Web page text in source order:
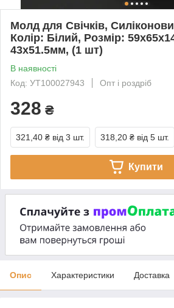
Молд для Свічків,
Колір: Білий, Розмір:
43х51.5мм, (1 шт)
В наявності
Код: УТ100027943
Опт і роздріб
328 ₴
321,40 ₴ від 3 шт. 318,20 ₴ від 5 шт.
Купити
Опис Характеристики Доставка